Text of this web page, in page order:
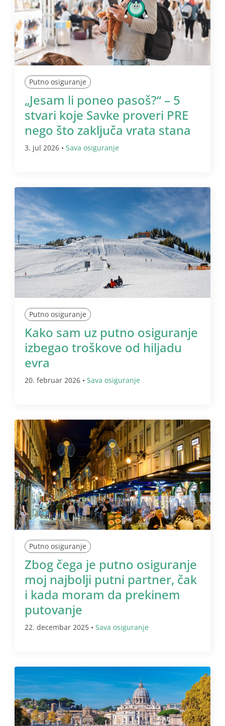
Putno osiguranje
„Jesam li poneo pasoš?“ – 5
stvari koje Savke proveri PRE
nego što zaključa vrata stana
3. jul 2026 • Sava osiguranje
Putno osiguranje
Kako sam uz putno osiguranje
izbegao troškove od hiljadu
evra
20. februar 2026 • Sava osiguranje
Putno osiguranje
Zbog čega je putno osiguranje
moj najbolji putni partner, čak
i kada moram da prekinem
putovanje
22. decembar 2025 • Sava osiguranje